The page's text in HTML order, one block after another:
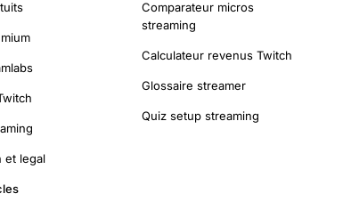
et legal
Comparateur micros
streaming
Calculateur revenus Twitch
Glossaire streamer
Quiz setup streaming